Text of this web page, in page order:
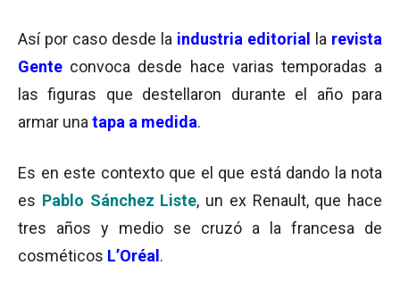
Así por caso desde la industria editorial la revista
Gente convoca desde hace varias temporadas a
las figuras que destellaron durante el año para
armar una tapa a medida.
Es en este contexto que el que está dando la nota
es Pablo Sánchez Liste, un ex Renault, que hace
tres años y medio se cruzó a la francesa de
cosméticos L’Oréal .